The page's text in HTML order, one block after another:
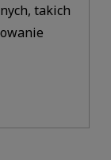
takich